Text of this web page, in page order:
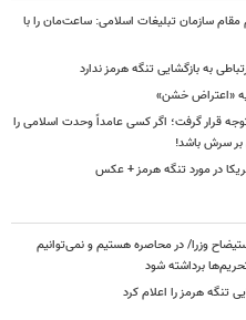
مقام سازمان تبلیغات اسلامی: ساعت‌مان را با
به بازگشایی تنگه هرمز ندارد
«اعتراض خشن»
قرار گرفت؛ اگر کسی عامداً وحدت اسلامی را
بر سرش باشد!
در مورد تنگه هرمز + عکس
وزرا/ در محاصره هستیم و نمی‌توانیم
برداشته شود
تنگه هرمز را اعلام کرد